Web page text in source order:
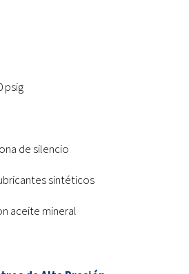
psig
de silencio
sintéticos
aceite mineral